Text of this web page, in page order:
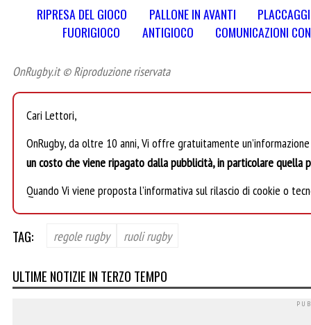
RIPRESA DEL GIOCO PALLONE IN AVANTI
FUORIGIOCO
ANTIGIOCO COMUNICAZIONI
OnRugby.it © Riproduzione riservata
Cari Lettori,
OnRugby, da oltre 10 anni, Vi offre gratuitamente
un costo che viene ripagato dalla pubblicità, in particolare quella
Quando Vi viene proposta l’informativa sul rilascio di cookie o
TAG: regole rugby ruoli rugby
ULTIME NOTIZIE IN TERZO TEMPO